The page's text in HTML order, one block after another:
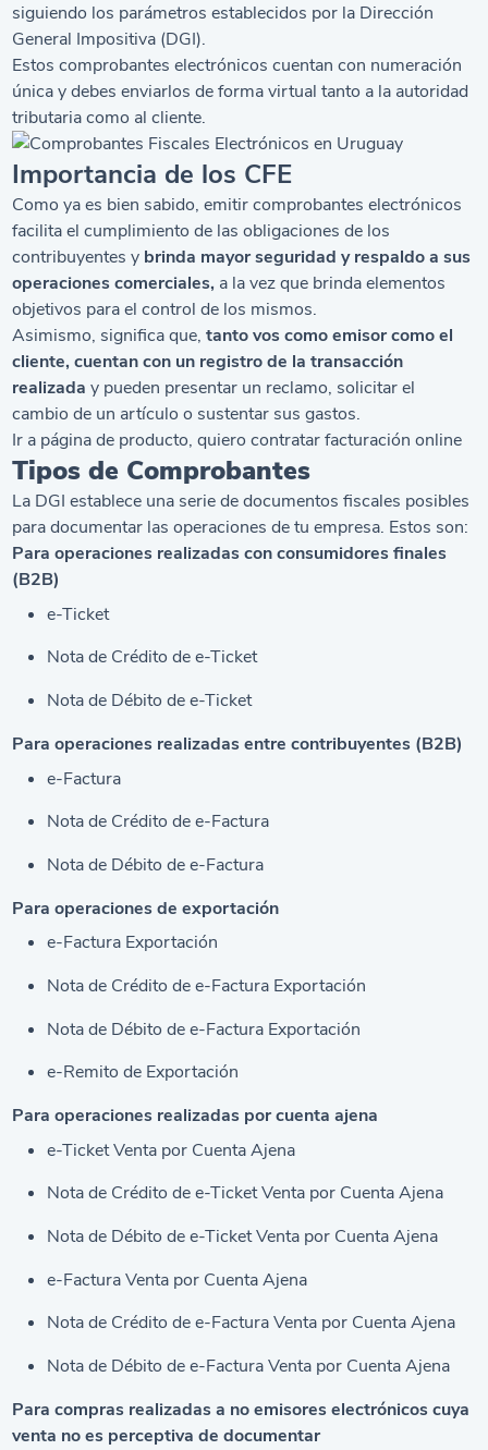
siguiendo los parámetros establecidos por la Dirección
General Impositiva (DGI).
Estos comprobantes electrónicos cuentan con numeración
única y debes enviarlos de forma virtual tanto a la autoridad
tributaria como al cliente.
Importancia de los CFE
Como ya es bien sabido, emitir comprobantes electrónicos
facilita el cumplimiento de las obligaciones de los
contribuyentes y brinda mayor seguridad y respaldo a sus
operaciones comerciales, a la vez que brinda elementos
objetivos para el control de los mismos.
Asimismo, significa que,tanto vos como emisor como el
cliente, cuentan con un registro de la transacción
realizada y pueden presentar un reclamo, solicitar el
cambio de un artículo o sustentar sus gastos.
Ir a página de producto,quiero contratar facturación online
Tipos de Comprobantes
La DGI establece una serie de documentos fiscales posibles
para documentar las operaciones de tu empresa. Estos son:
Para operaciones realizadas con consumidores finales
(B2B)
e-Ticket
Nota de Crédito de e-Ticket
Nota de Débito de e-Ticket
Para operaciones realizadas entre contribuyentes (B2B)
e-Factura
Nota de Crédito de e-Factura
Nota de Débito de e-Factura
Para operaciones de exportación
e-Factura Exportación
Nota de Crédito de e-Factura Exportación
Nota de Débito de e-Factura Exportación
e-Remito de Exportación
Para operaciones realizadas por cuenta ajena
e-Ticket Venta por Cuenta Ajena
Nota de Crédito de e-Ticket Venta por Cuenta Ajena
Nota de Débito de e-Ticket Venta por Cuenta Ajena
e-Factura Venta por Cuenta Ajena
Nota de Crédito de e-Factura Venta por Cuenta Ajena
Nota de Débito de e-Factura Venta por Cuenta Ajena
Para compras realizadas a no emisores electrónicos cuya
venta no es perceptiva de documentar